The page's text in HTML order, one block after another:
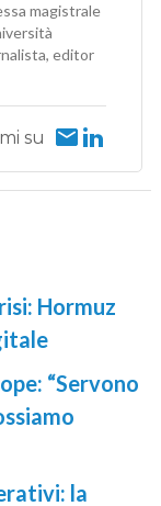
magistrale
editor
su
Hormuz
“Servono
la